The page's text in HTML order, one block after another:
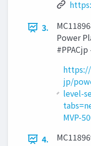
3.
Power
#PPACjp
jp/
level-
MVP-
4.